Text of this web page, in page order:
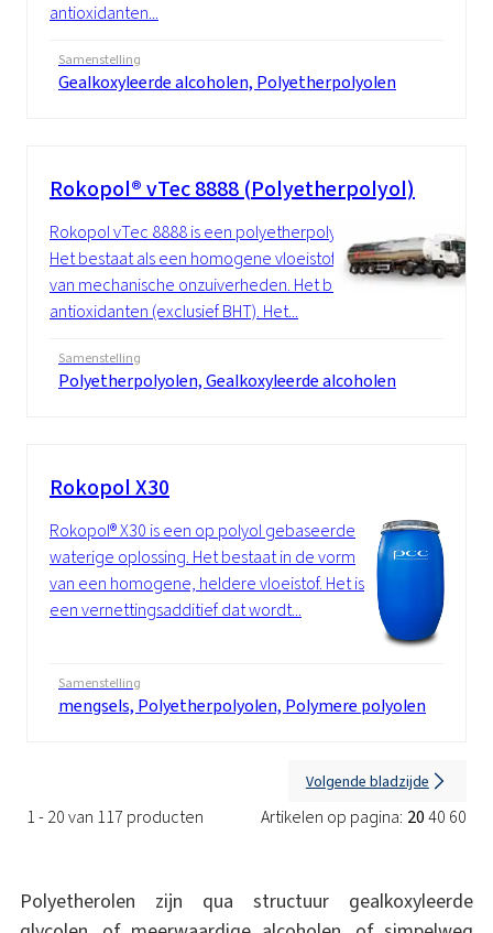
antioxidanten...
Samenstelling
Gealkoxyleerde alcoholen, Polyetherpolyolen
Rokopol® vTec 8888 (Polyetherpolyol)
Rokopol vTec 8888 is een polyetherpolyol.
Het bestaat als een homogene vloeistof, vrij
van mechanische onzuiverheden. Het bevat
antioxidanten (exclusief BHT). Het...
Samenstelling
Polyetherpolyolen, Gealkoxyleerde alcoholen
Rokopol X30
Rokopol® X30 is een op polyol gebaseerde
waterige oplossing. Het bestaat in de vorm
van een homogene, heldere vloeistof. Het is
een vernettingsadditief dat wordt...
Samenstelling
mengsels, Polyetherpolyolen, Polymere polyolen
1 - 20 van 117 producten Artikelen op pagina: 2040 60
Volgende bladzijde
Polyetherolen zijn qua structuur gealkoxyleerde